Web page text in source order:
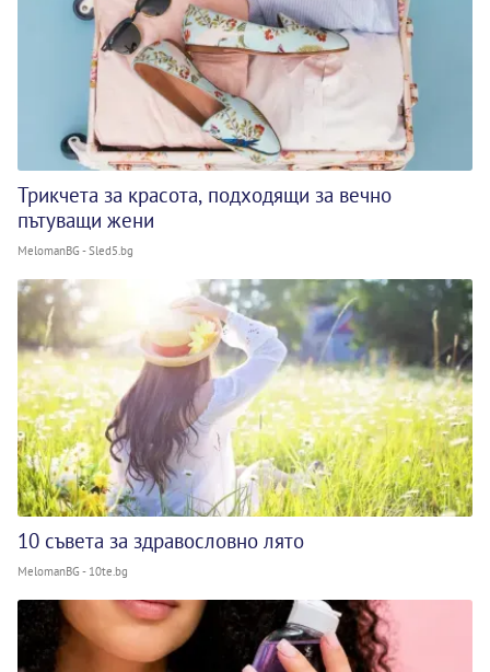
Трикчета за красота, подходящи за вечно
пътуващи жени
MelomanBG - Sled5.bg
10 съвета за здравословно лято
MelomanBG - 10te.bg